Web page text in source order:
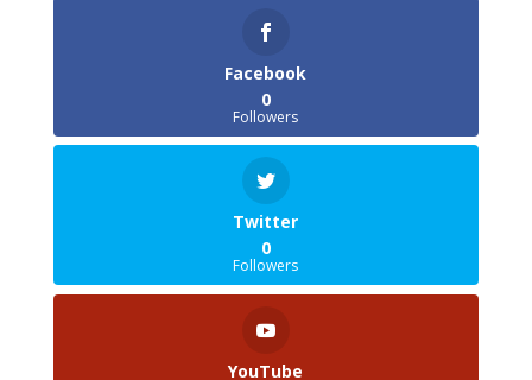
Facebook
0
Followers
Twitter
0
Followers
YouTube